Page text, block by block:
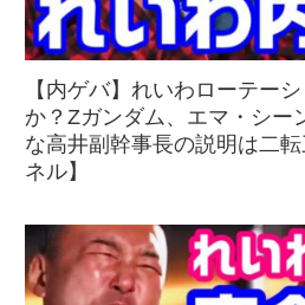
【内ゲバ】れいわローテー
か？Zガンダム、エマ・シー
な高井副幹事長の説明は二
ネル】